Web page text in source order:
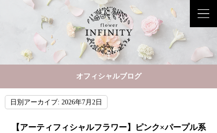
オフィシャルブログ
日別アーカイブ: 2026年7月2日
【アーティフィシャルフラワー】ピンク×パープル系